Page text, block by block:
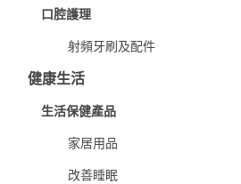
口腔護理
射頻牙刷及配件
健康生活
生活保健產品
家居用品
改善睡眠